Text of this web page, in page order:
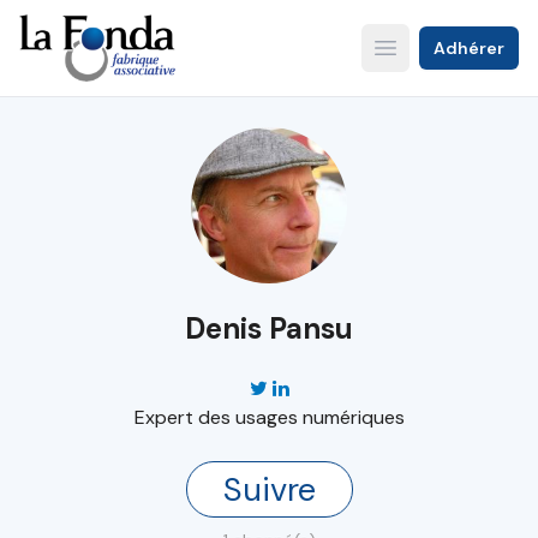
Aller
au
contenu
principal
Open main menu
Adhérer
Denis Pansu
Expert des usages numériques
Suivre